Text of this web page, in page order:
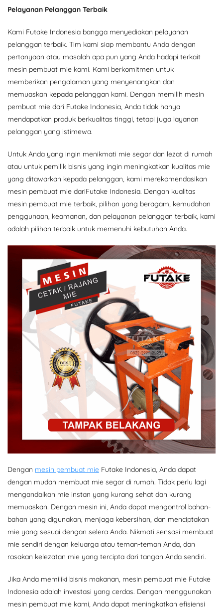
Pelayanan Pelanggan Terbaik
Kami Futake Indonesia bangga menyediakan pelayanan
pelanggan terbaik. Tim kami siap membantu Anda dengan
pertanyaan atau masalah apa pun yang Anda hadapi terkait
mesin pembuat mie kami. Kami berkomitmen untuk
memberikan pengalaman yang menyenangkan dan
memuaskan kepada pelanggan kami. Dengan memilih mesin
pembuat mie dari Futake Indonesia, Anda tidak hanya
mendapatkan produk berkualitas tinggi, tetapi juga layanan
pelanggan yang istimewa.
Untuk Anda yang ingin menikmati mie segar dan lezat di rumah
atau untuk pemilik bisnis yang ingin meningkatkan kualitas mie
yang ditawarkan kepada pelanggan, kami merekomendasikan
mesin pembuat mie dariFutake Indonesia. Dengan kualitas
mesin pembuat mie terbaik, pilihan yang beragam, kemudahan
penggunaan, keamanan, dan pelayanan pelanggan terbaik, kami
adalah pilihan terbaik untuk memenuhi kebutuhan Anda.
Dengan mesin pembuat mie Futake Indonesia, Anda dapat
dengan mudah membuat mie segar di rumah. Tidak perlu lagi
mengandalkan mie instan yang kurang sehat dan kurang
memuaskan. Dengan mesin ini, Anda dapat mengontrol bahan-
bahan yang digunakan, menjaga kebersihan, dan menciptakan
mie yang sesuai dengan selera Anda. Nikmati sensasi membuat
mie sendiri dengan keluarga atau teman-teman Anda, dan
rasakan kelezatan mie yang tercipta dari tangan Anda sendiri.
Jika Anda memiliki bisnis makanan, mesin pembuat mie Futake
Indonesia adalah investasi yang cerdas. Dengan menggunakan
mesin pembuat mie kami, Anda dapat meningkatkan efisiensi